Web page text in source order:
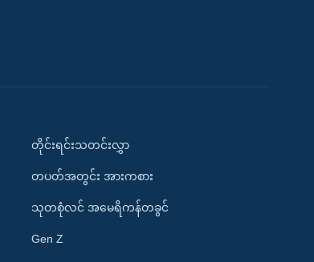
တိုင်းရင်းသတင်းလွှာ
တပတ်အတွင်း အားကစား
သုတစုံလင် အမေရိကန်တခွင်
Gen Z